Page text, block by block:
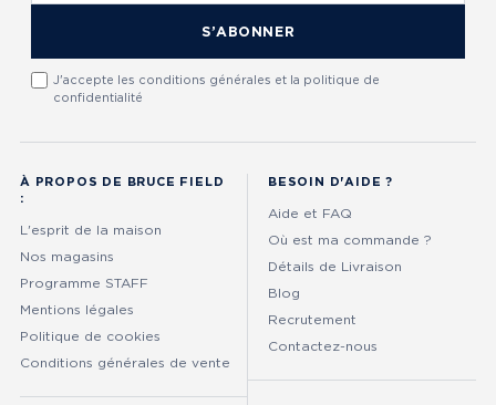
S’ABONNER
J'accepte les conditions générales et la politique de
confidentialité
À PROPOS DE BRUCE FIELD
:
L'esprit de la maison
Nos magasins
Programme STAFF
Mentions légales
Politique de cookies
Conditions générales de vente
BESOIN D'AIDE ?
Aide et FAQ
Où est ma commande ?
Détails de Livraison
Blog
Recrutement
Contactez-nous